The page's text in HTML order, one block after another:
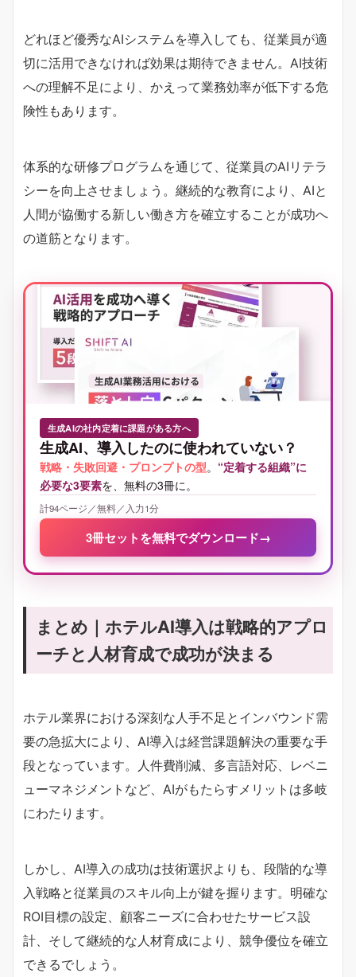
どれほど優秀なAIシステムを導入しても、従業員が適
切に活用できなければ効果は期待できません。AI技術
への理解不足により、かえって業務効率が低下する危
険性もあります。
体系的な研修プログラムを通じて、従業員のAIリテラ
シーを向上させましょう。継続的な教育により、AIと
人間が協働する新しい働き方を確立することが成功へ
の道筋となります。
生成AIの社内定着に課題がある方へ
生成AI、導入したのに使われていない？
戦略・失敗回避・プロンプトの型。 “定着する組織”に
必要な3要素を、無料の3冊に。
計94ページ／無料／入力1分
3冊セットを無料でダウンロード→
まとめ｜ホテルAI導入は戦略的アプロ
ーチと人材育成で成功が決まる
ホテル業界における深刻な人手不足とインバウンド需
要の急拡大により、AI導入は経営課題解決の重要な手
段となっています。人件費削減、多言語対応、レベニ
ューマネジメントなど、AIがもたらすメリットは多岐
にわたります。
しかし、AI導入の成功は技術選択よりも、段階的な導
入戦略と従業員のスキル向上が鍵を握ります。明確な
ROI目標の設定、顧客ニーズに合わせたサービス設
計、そして継続的な人材育成により、競争優位を確立
できるでしょう。